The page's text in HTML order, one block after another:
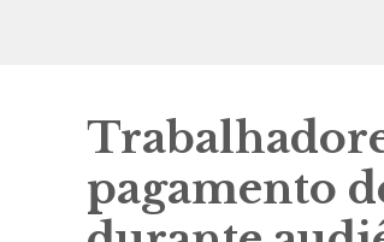
pagamento